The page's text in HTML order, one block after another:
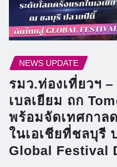
NEWS UPDATE
รมว.ท่องเที่ยวฯ
เบลเยียม ถก
พร้อมจัดเทศกาล
ในเอเชียที่ชลบุรี
Global Festival